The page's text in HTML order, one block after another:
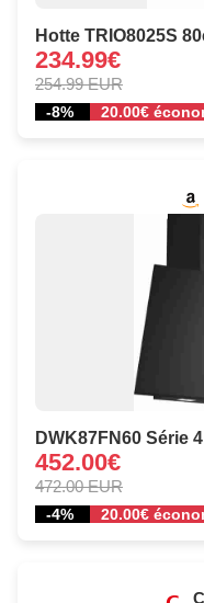
Hotte TRIO8025S
234.99€
254.99 EUR
-8% 20.00€
DWK87FN60 Série
452.00€
472.00 EUR
-4% 20.00€